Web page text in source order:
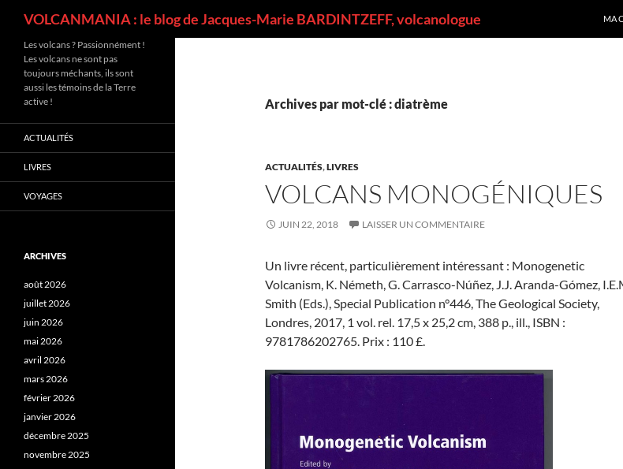
VOLCANMANIA : le blog de Jacques-Marie BARDINTZEFF, volcanologue
MA
Archives par mot-clé : diatrème
ACTUALITÉS,LIVRES
VOLCANS MONOGÉNIQUES
JUIN 22, 2018 LAISSER UN COMMENTAIRE
Un livre récent, particulièrement intéressant : Monogenetic
Volcanism, K. Németh, G. Carrasco-Núñez, J.J. Aranda-Gómez,
Smith (Eds.), Special Publication n°446, The Geological Society,
Londres, 2017, 1 vol. rel. 17,5 x 25,2 cm, 388 p., ill., ISBN :
9781786202765. Prix : 110 £.
Les volcans ? Passionnément !
Les volcans ne sont pas
toujours méchants, ils sont
aussi les témoins de la Terre
active !
ACTUALITÉS
LIVRES
VOYAGES
ARCHIVES
août 2026
juillet 2026
juin 2026
mai 2026
avril 2026
mars 2026
février 2026
janvier 2026
décembre 2025
novembre 2025